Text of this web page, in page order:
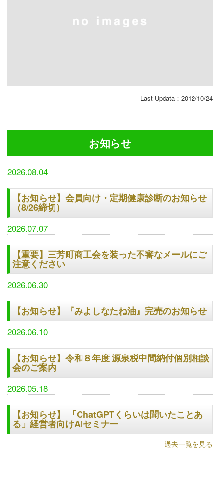
Last Updata：2012/10/24
お知らせ
2026.08.04
【お知らせ】会員向け・定期健康診断のお知らせ
（8/26締切）
2026.07.07
【重要】三芳町商工会を装った不審なメールにご
注意ください
2026.06.30
【お知らせ】『みよしなたね油』完売のお知らせ
2026.06.10
【お知らせ】令和８年度 源泉税中間納付個別相談
会のご案内
2026.05.18
【お知らせ】 「ChatGPTくらいは聞いたことあ
る」経営者向けAIセミナー
過去一覧を見る